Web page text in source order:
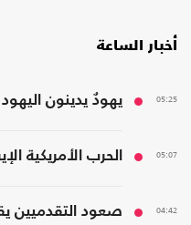
أخبار الساعة
05:25 يهودٌ يدينون اليهود
05:07 الحرب الأمريكية
04:42
صعود التقدميين